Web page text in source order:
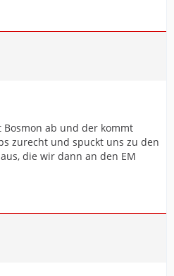
ab und der kommt
zurecht und spuckt uns zu den
die wir dann an den EM